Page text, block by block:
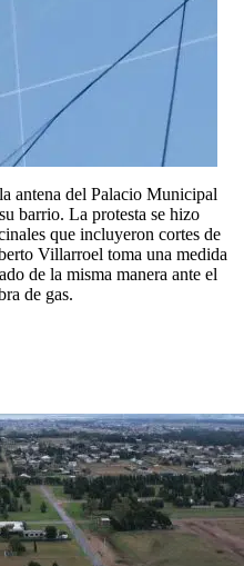
antena del Palacio Municipal
barrio. La protesta se hizo
que incluyeron cortes de
Villarroel toma una medida
de la misma manera ante el
de gas.